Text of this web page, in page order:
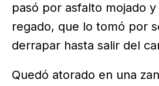
pasó por asfalto mojado
regado, que lo tomó por
derrapar hasta salir del
Quedó atorado en una